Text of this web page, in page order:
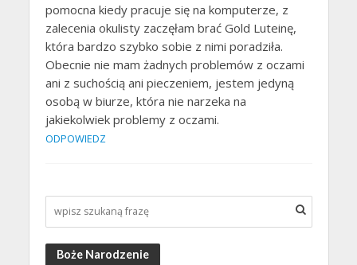
pomocna kiedy pracuje się na komputerze, z
zalecenia okulisty zaczęłam brać Gold Luteinę,
która bardzo szybko sobie z nimi poradziła.
Obecnie nie mam żadnych problemów z oczami
ani z suchością ani pieczeniem, jestem jedyną
osobą w biurze, która nie narzeka na
jakiekolwiek problemy z oczami.
ODPOWIEDZ
Boże Narodzenie